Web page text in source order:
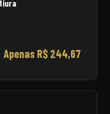
Apenas R$ 244,67